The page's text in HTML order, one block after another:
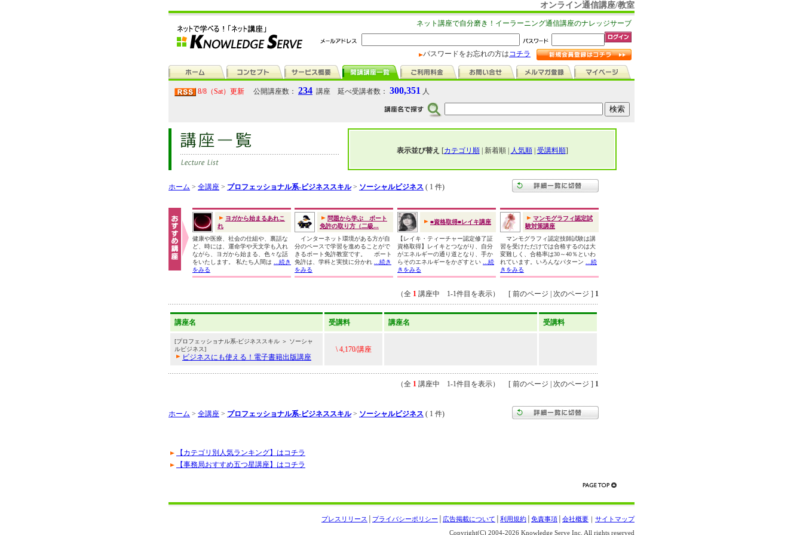
オンライン通信講座/教室
ネット講座で自分磨き！イーラーニング通信講座のナレッジサーブ
パスワードをお忘れの方はコチラ
8/8（Sat）更新 公開講座数： 234 講座 延べ受講者数： 300,351 人
表示並び替え [カテゴリ順| 新着順 | 人気順| 受講料順]
ホーム > 全講座 > プロフェッショナル系-ビジネススキル> ソーシャルビジネス ( 1 件)
ヨガから始まるあれこ
れ
健康や医療、社会の仕組や、裏話な
ど、時には、運命学や天文学も入れ
ながら、ヨガから始まる、色々な話
をいたします。 私たち人間は
...続き
をみる
問題から学ぶ ボート
免許の取り方（二級...
インターネット環境がある方が自
分のペースで学習を進めることがで
きるボート免許教室です。 ボート
免許は、学科と実技に分かれ
...続き
をみる
■資格取得■レイキ講座
【レイキ・ティーチャー認定修了証
資格取得】レイキとつながり、自分
がエネルギーの通り道となり、手か
らそのエネルギーをかざすとい
...続
きをみる
マンモグラフィ認定試
験対策講座
マンモグラフィ認定技師試験は講
習を受けただけでは合格するのは大
変難しく、合格率は30～40％といわ
れています。いろんなパターン
...続
きをみる
（全 1 講座中 1-1件目を表示） [ 前のページ | 次のページ ] 1
講座名 受講料 講座名 受講料
[プロフェッショナル系-ビジネススキル ＞ ソーシャ
ルビジネス]
ビジネスにも使える！電子書籍出版講座
\ 4,170/講座
（全 1 講座中 1-1件目を表示） [ 前のページ | 次のページ ] 1
ホーム > 全講座 > プロフェッショナル系-ビジネススキル> ソーシャルビジネス ( 1 件)
【カテゴリ別人気ランキング】はコチラ
【事務局おすすめ五つ星講座】はコチラ
サイトマップ
会社概要 ｜
免責事項
利用規約
広告掲載について
プライバシーポリシー
プレスリリース
Copyright(C) 2004-2026 Knowledge Serve Inc. All rights reserved